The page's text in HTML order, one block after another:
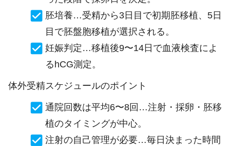
胚培養…受精から3日目で初期胚移植、5日
目で胚盤胞移植が選択される。
妊娠判定…移植後9〜14日で血液検査によ
るhCG測定。
体外受精スケジュールのポイント
通院回数は平均6〜8回…注射・採卵・胚移
植のタイミングが中心。
注射の自己管理が必要…毎日決まった時間